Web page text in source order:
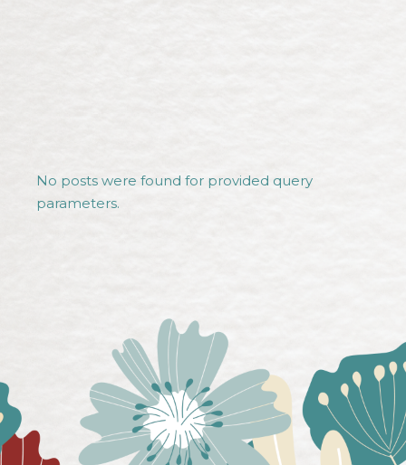
No posts were found for provided query
parameters.